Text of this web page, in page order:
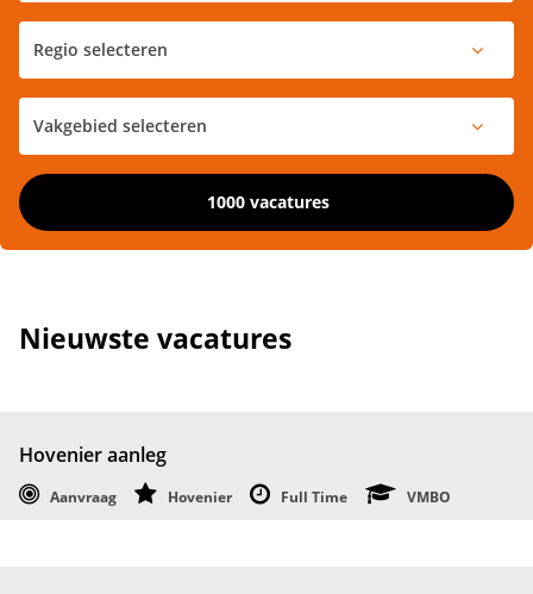
1000 vacatures
Nieuwste vacatures
Hovenier aanleg
Aanvraag Hovenier Full Time VMBO